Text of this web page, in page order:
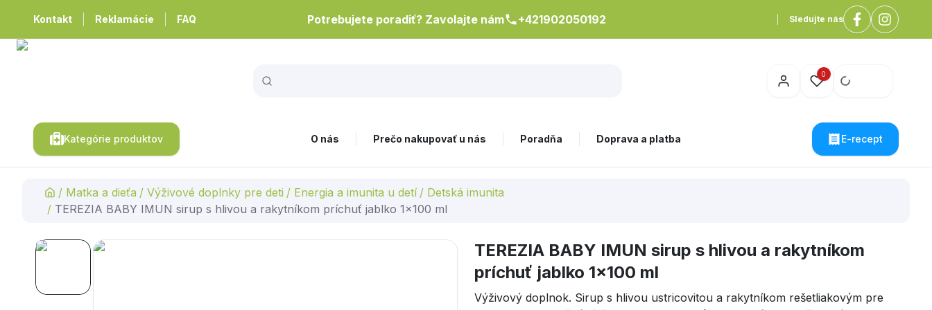
Kontakt Reklamácie FAQ Potrebujete poradiť? Zavolajte nám +421902050192 Sledujte nás
0
Kategórie produktov O nás Prečo nakupovať u nás Poradňa Doprava a platba E-recept
/ Matka a dieťa / Výživové doplnky pre deti / Energia a imunita u detí / Detská imunita
/ TEREZIA BABY IMUN sirup s hlivou a rakytníkom príchuť jablko 1x100 ml
TEREZIA BABY IMUN sirup s hlivou a rakytníkom
príchuť jablko 1x100 ml
Výživový doplnok. Sirup s hlivou ustricovitou a rakytníkom rešetliakovým pre